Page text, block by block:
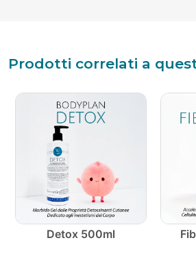
Prodotti correlati a
Detox 500ml